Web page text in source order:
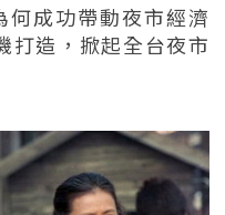
成功帶動夜市經濟
打造，掀起全台夜市